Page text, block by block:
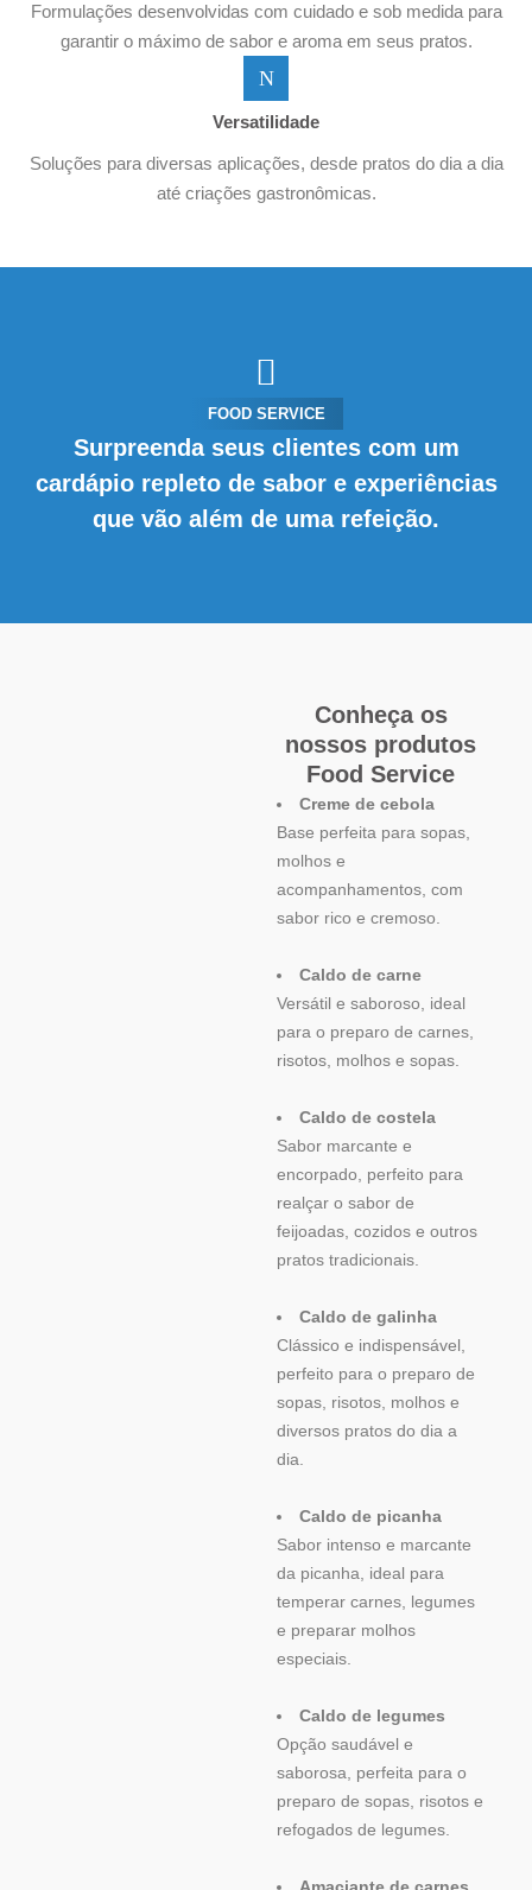
Formulações desenvolvidas com cuidado e sob medida para
garantir o máximo de sabor e aroma em seus pratos.
Versatilidade
Soluções para diversas aplicações, desde pratos do dia a dia
até criações gastronômicas.
FOOD SERVICE
Surpreenda seus clientes com um
cardápio repleto de sabor e experiências
que vão além de uma refeição.
Conheça os
nossos produtos
Food Service
Creme de cebola
Base perfeita para sopas,
molhos e
acompanhamentos, com
sabor rico e cremoso.
Caldo de carne
Versátil e saboroso, ideal
para o preparo de carnes,
risotos, molhos e sopas.
Caldo de costela
Sabor marcante e
encorpado, perfeito para
realçar o sabor de
feijoadas, cozidos e outros
pratos tradicionais.
Caldo de galinha
Clássico e indispensável,
perfeito para o preparo de
sopas, risotos, molhos e
diversos pratos do dia a
dia.
Caldo de picanha
Sabor intenso e marcante
da picanha, ideal para
temperar carnes, legumes
e preparar molhos
especiais.
Caldo de legumes
Opção saudável e
saborosa, perfeita para o
preparo de sopas, risotos e
refogados de legumes.